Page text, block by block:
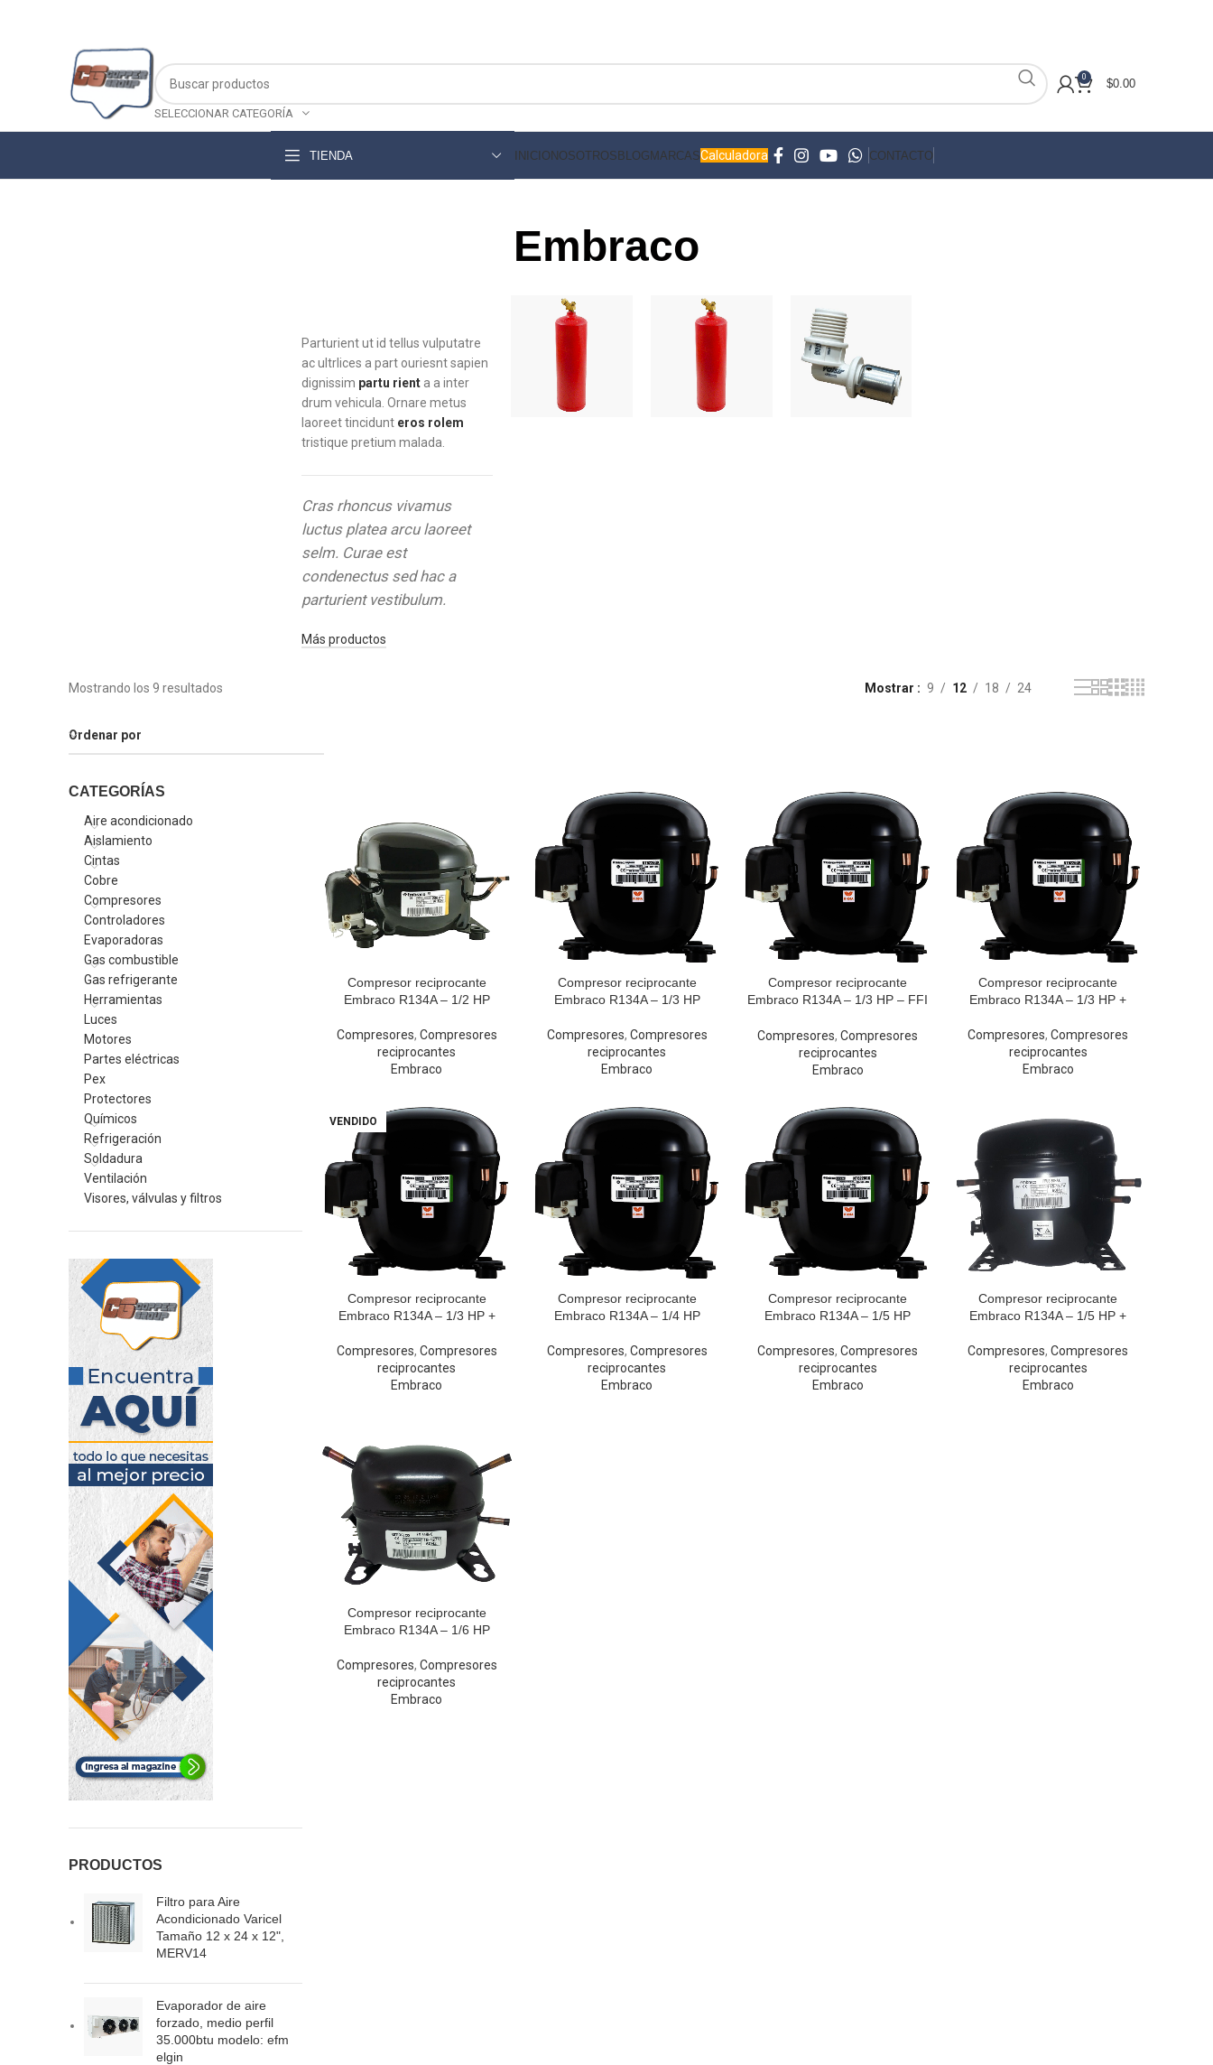
SELECCIONAR CATEGORÍA
0
$0.00
TIENDA INICIONOSOTROSBLOGMARCASCalculadora CONTACTO
Embraco
Parturient ut id tellus vulputatre
ac ultrlices a part ouriesnt sapien
dignissim partu rienta a inter
drum vehicula. Ornare metus
laoreet tincidunt eros rolem
tristique pretium malada.
Cras rhoncus vivamus
luctus platea arcu laoreet
selm. Curae est
condenectus sed hac a
parturient vestibulum.
Más productos
Mostrando los 9 resultados Mostrar 9 12 18 24
Ordenar por
CATEGORÍAS
Aire acondicionado
Aislamiento
Cintas
Cobre
Compresores
Controladores
Evaporadoras
Gas combustible
Gas refrigerante
Herramientas
Luces
Motores
Partes eléctricas
Pex
Protectores
Químicos
Refrigeración
Soldadura
Ventilación
Visores, válvulas y filtros
PRODUCTOS
Filtro para Aire
Acondicionado Varicel
Tamaño 12 x 24 x 12",
MERV14
Evaporador de aire
forzado, medio perfil
35.000btu modelo: efm
elgin
Compresor reciprocante
Embraco R134A – 1/2 HP
Compresores, Compresores
reciprocantes
Embraco
Compresor reciprocante
Embraco R134A – 1/3 HP
Compresores, Compresores
reciprocantes
Embraco
Compresor reciprocante
Embraco R134A – 1/3 HP – FFI
Compresores,Compresores
reciprocantes
Embraco
Compresor reciprocante
Embraco R134A – 1/3 HP +
Compresores,Compresores
reciprocantes
Embraco
VENDIDO
Compresor reciprocante
Embraco R134A – 1/3 HP +
Compresores, Compresores
reciprocantes
Embraco
Compresor reciprocante
Embraco R134A – 1/4 HP
Compresores, Compresores
reciprocantes
Embraco
Compresor reciprocante
Embraco R134A – 1/5 HP
Compresores,Compresores
reciprocantes
Embraco
Compresor reciprocante
Embraco R134A – 1/5 HP +
Compresores,Compresores
reciprocantes
Embraco
Compresor reciprocante
Embraco R134A – 1/6 HP
Compresores, Compresores
reciprocantes
Embraco